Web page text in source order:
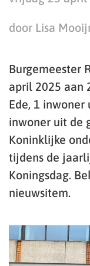
door Lisa
Burgemeester
april 2025 aan
Ede, 1
inwoner uit de
Koninklijke
tijdens de
Koningsdag.
nieuwsitem.